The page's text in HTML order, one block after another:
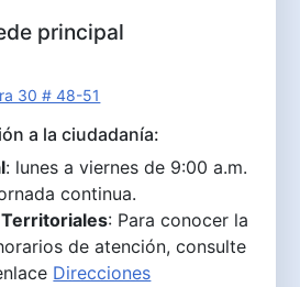
principal
30 # 48-51
a la ciudadanía:
: lunes a viernes de 9:00 a.m.
continua.
: Para conocer la
de atención, consulte
Direcciones